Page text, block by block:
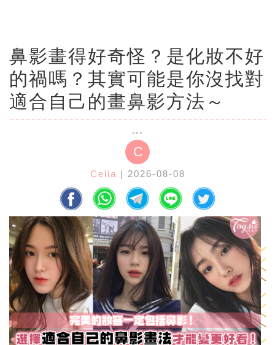
鼻影畫得好奇怪？是化妝不好
的禍嗎？其實可能是你沒找對
適合自己的畫鼻影方法～
C
Celia | 2026-08-08